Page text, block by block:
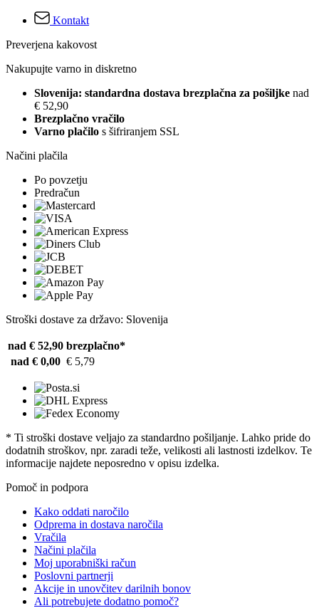
Kontakt
Preverjena kakovost
Nakupujte varno in diskretno
Slovenija: standardna dostava brezplačna za pošiljke nad
€ 52,90
Brezplačno vračilo
Varno plačilo s šifriranjem SSL
Načini plačila
Po povzetju
Predračun
Stroški dostave za državo: Slovenija
nad € 52,90 brezplačno*
nad € 0,00 € 5,79
* Ti stroški dostave veljajo za standardno pošiljanje. Lahko pride do
dodatnih stroškov, npr. zaradi teže, velikosti ali lastnosti izdelkov. Te
informacije najdete neposredno v opisu izdelka.
Pomoč in podpora
Kako oddati naročilo
Odprema in dostava naročila
Vračila
Načini plačila
Moj uporabniški račun
Poslovni partnerji
Akcije in unovčitev darilnih bonov
Ali potrebujete dodatno pomoč?